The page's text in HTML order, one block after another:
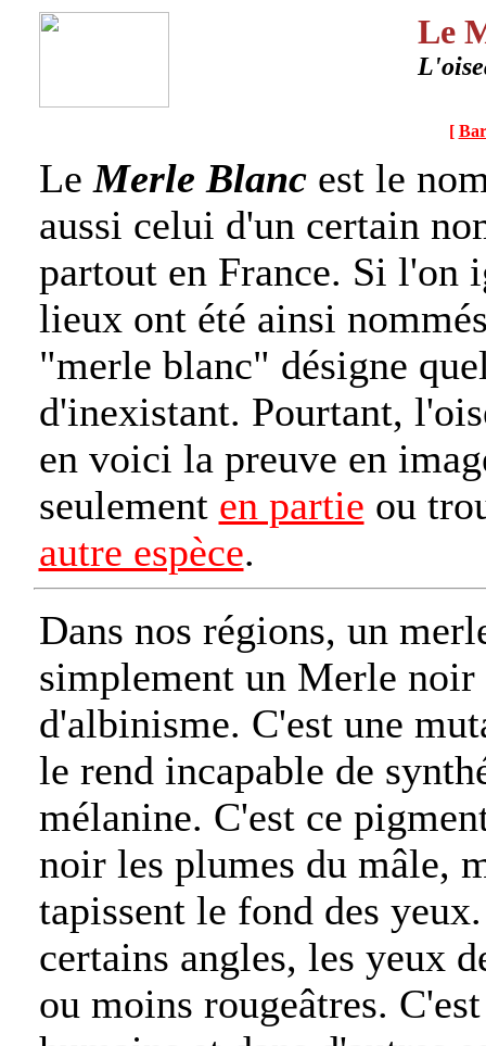
Le
[
LeMerle Blancest le
aussi celui d'un certain
partout en France. Si l'on
lieux ont été ainsi
"merle blanc" désigne
d'inexistant. Pourtant,
en voici la preuve en
seulement en partie ou
autre espèce.
Dans nos régions, un
simplement un Merle noir
d'albinisme. C'est une
le rend incapable de
mélanine. C'est ce
noir les plumes du mâle,
tapissent le fond des
certains angles, les yeux
ou moins rougeâtres.